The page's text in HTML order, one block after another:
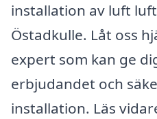
installation av luft
Östadkulle. Låt oss
expert som kan ge
erbjudandet och
installation. Läs